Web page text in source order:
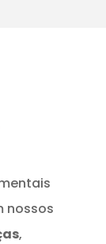
nossos
,